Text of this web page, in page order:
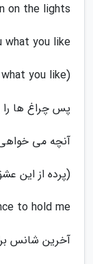
on the lights
what you like
(Give you what you like)
پس چراغ ها
آنچه می
(پرده از این
to hold me
آخرین شانس